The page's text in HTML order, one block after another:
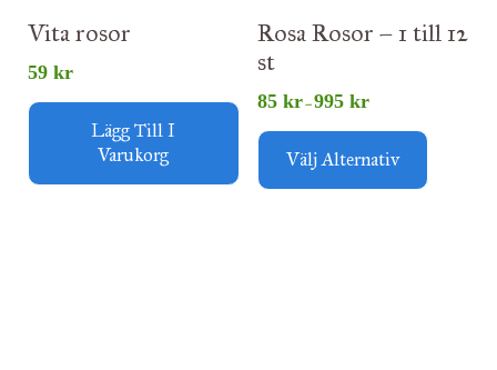
Vita rosor
59 kr
Lägg Till I
Varukorg
Rosa Rosor – 1 till 12
st
85 kr–995 kr
Välj Alternativ